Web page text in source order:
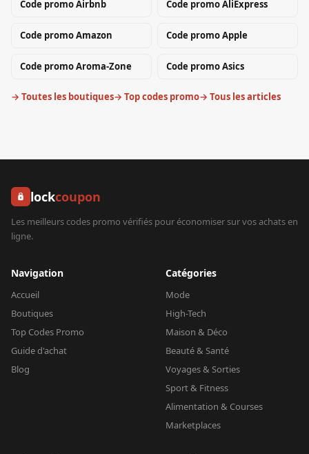
Code promoAirbnb Code promoAliExpress
Code promoAmazon Code promoApple
Code promoAroma-Zone Code promoAsics
→ Toutes les boutiques→ Top codes promo→ Tous les articles
lockcoupon
Les meilleurs codes promo vérifiés pour économiser sur vos achats en
ligne.
Navigation
Accueil
Boutiques
Top Codes Promo
Guide d'achat
Blog
Catégories
Mode
High-Tech
Maison & Déco
Beauté & Santé
Voyages & Sorties
Sport & Fitness
Alimentation & Courses
Marketplaces